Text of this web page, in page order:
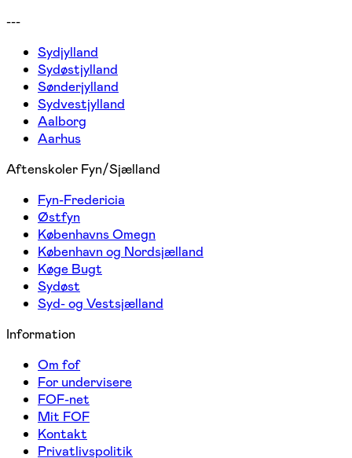
---
Sydjylland
Sydøstjylland
Sønderjylland
Sydvestjylland
Aalborg
Aarhus
Aftenskoler Fyn/Sjælland
Fyn-Fredericia
Østfyn
Københavns Omegn
København og Nordsjælland
Køge Bugt
Sydøst
Syd- og Vestsjælland
Information
Om fof
For undervisere
FOF-net
Mit FOF
Kontakt
Privatlivspolitik